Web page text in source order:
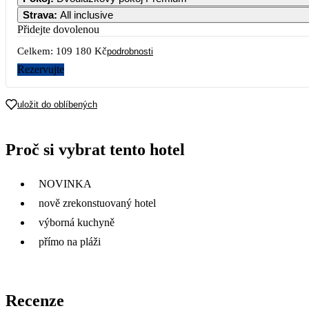
14
21 22 23 24 25 26
Strava: All inclusive
Přidejte dovolenou
Celkem: 109 180 Kčpodrobnosti
Rezervujte
uložit do oblíbených
Proč si vybrat tento hotel
NOVINKA
nově zrekonstuovaný hotel
výborná kuchyně
přímo na pláži
Recenze